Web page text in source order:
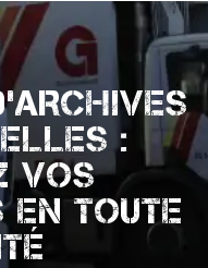
:
VOS
EN TOUTE